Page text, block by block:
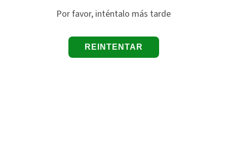
Por favor, inténtalo más tarde
REINTENTAR